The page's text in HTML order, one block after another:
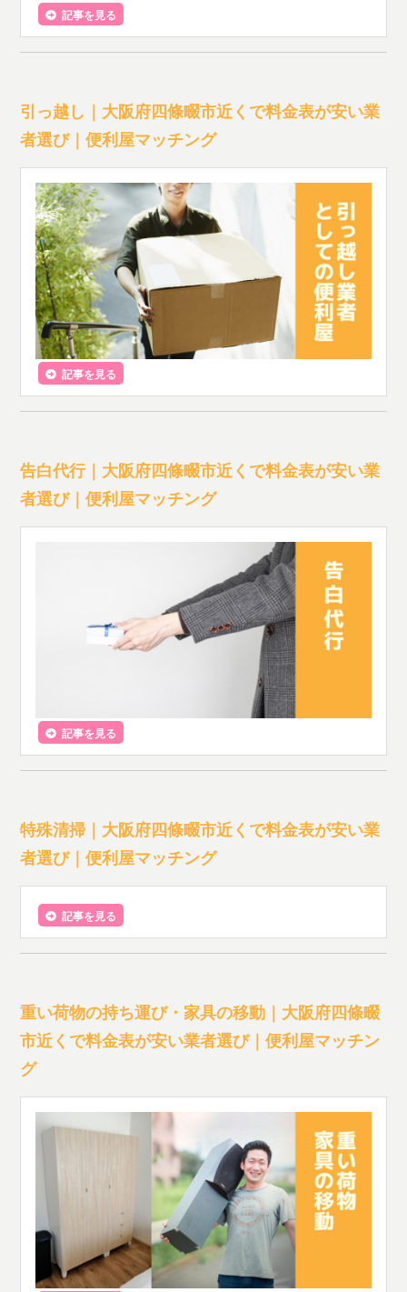
記事を見る
引っ越し｜大阪府四條畷市近くで料金表が安い業
者選び｜便利屋マッチング
記事を見る
告白代行｜大阪府四條畷市近くで料金表が安い業
者選び｜便利屋マッチング
記事を見る
特殊清掃｜大阪府四條畷市近くで料金表が安い業
者選び｜便利屋マッチング
記事を見る
重い荷物の持ち運び・家具の移動｜大阪府四條畷
市近くで料金表が安い業者選び｜便利屋マッチン
グ